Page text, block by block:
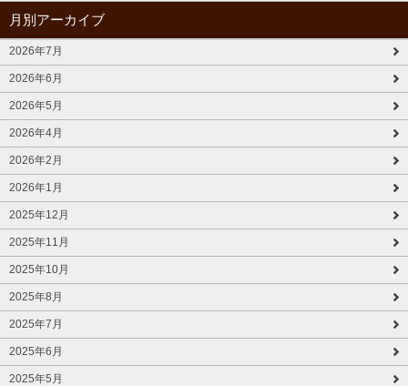
月別アーカイブ
2026年7月
2026年6月
2026年5月
2026年4月
2026年2月
2026年1月
2025年12月
2025年11月
2025年10月
2025年8月
2025年7月
2025年6月
2025年5月